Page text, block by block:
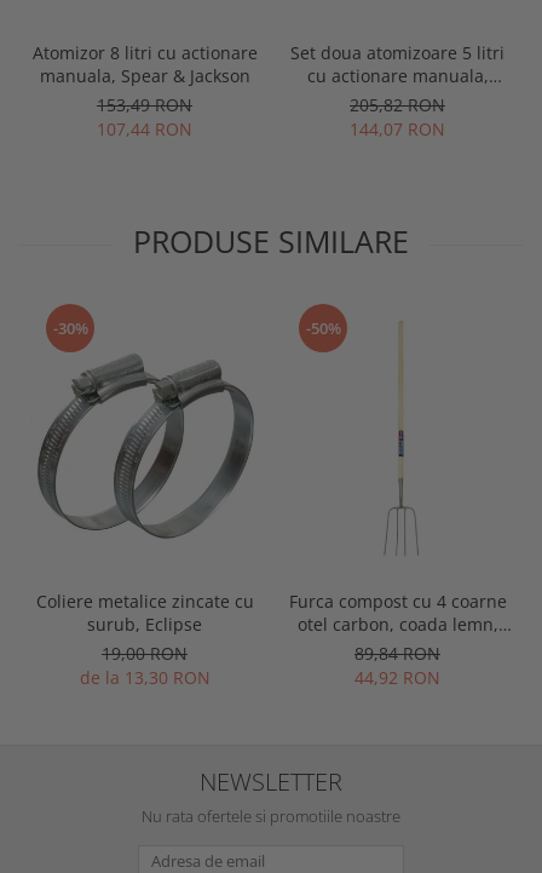
Atomizor 8 litri cu actionare
manuala, Spear & Jackson
153,49 RON
107,44 RON
Set doua atomizoare 5 litri
cu actionare manuala,
Spear & Jackson
205,82 RON
144,07 RON
PRODUSE SIMILARE
-30%
Coliere metalice zincate cu
surub, Eclipse
19,00 RON
de la 13,30 RON
-50%
Furca compost cu 4 coarne
otel carbon, coada lemn,
Spear & Jackson Neverbend
Professional
89,84 RON
44,92 RON
NEWSLETTER
Nu rata ofertele si promotiile noastre